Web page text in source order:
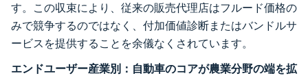
す。この収束により、従来の販売代理店はフルード価格の
みで競争するのではなく、付加価値診断またはバンドルサ
ービスを提供することを余儀なくされています。
エンドユーザー産業別：自動車のコアが農業分野の端を拡